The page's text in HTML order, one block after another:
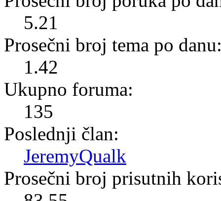
5.21
Prosečni broj tema po
1.42
Ukupno foruma:
135
Poslednji član:
JeremyQualk
Prosečni broj prisutnih